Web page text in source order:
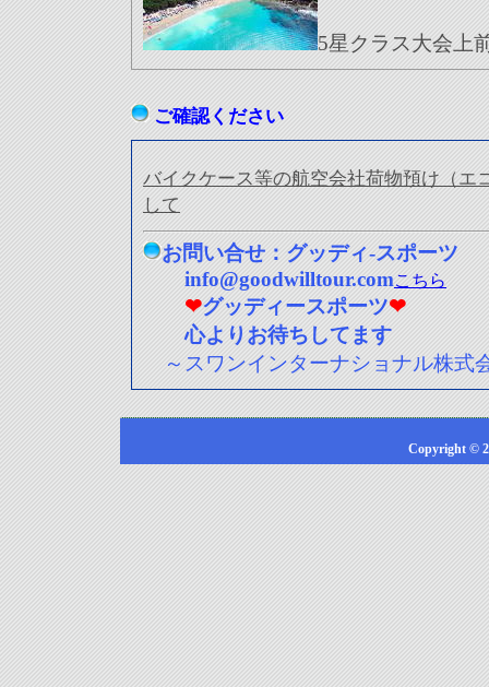
5星クラス大会上
ご確認ください
バイクケース等の航空会社荷物預け（エ
して
お問い合せ：グッディ-スポーツ
info@goodwilltour.comこちら
❤グッディースポーツ❤
心よりお待ちしてます
～スワンインターナショナル株式
Copyright ©